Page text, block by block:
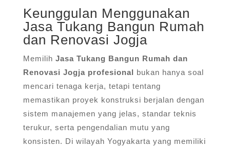
Keunggulan Menggunakan
Jasa Tukang Bangun Rumah
dan Renovasi Jogja
Memilih Jasa Tukang Bangun Rumah dan
Renovasi Jogja profesional bukan hanya soal
mencari tenaga kerja, tetapi tentang
memastikan proyek konstruksi berjalan dengan
sistem manajemen yang jelas, standar teknis
terukur, serta pengendalian mutu yang
konsisten. Di wilayah Yogyakarta yang memiliki